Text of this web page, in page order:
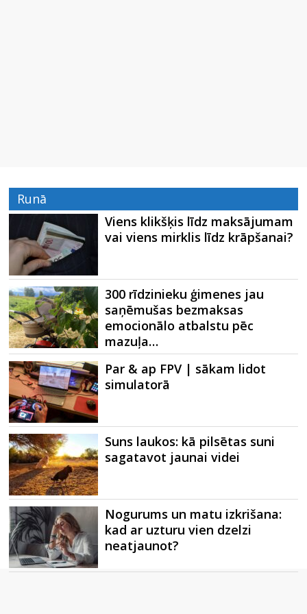
Runā
Viens klikšķis līdz maksājumam
vai viens mirklis līdz krāpšanai?
300 rīdzinieku ģimenes jau
saņēmušas bezmaksas
emocionālo atbalstu pēc
mazuļa…
Par & ap FPV | sākam lidot
simulatorā
Suns laukos: kā pilsētas suni
sagatavot jaunai videi
Nogurums un matu izkrišana:
kad ar uzturu vien dzelzi
neatjaunot?